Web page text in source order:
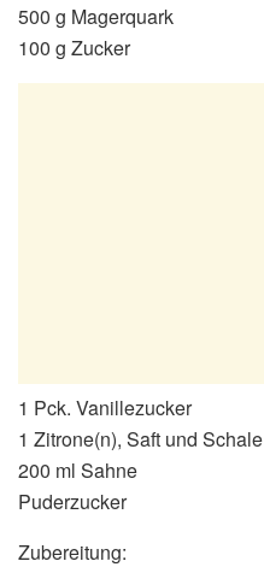
500 g Magerquark
100 g Zucker
1 Pck. Vanillezucker
1 Zitrone(n), Saft und Schale
200 ml Sahne
Puderzucker
Zubereitung: